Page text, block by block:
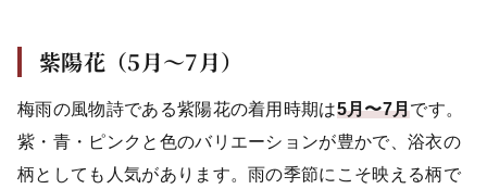
紫陽花（5月〜7月）
梅雨の風物詩である紫陽花の着用時期は5月〜7月です。
紫・青・ピンクと色のバリエーションが豊かで、浴衣の
柄としても人気があります。雨の季節にこそ映える柄で